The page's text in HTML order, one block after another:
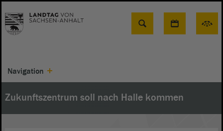
Suche
Navigation
Zukunftszentrum soll nach Halle kommen